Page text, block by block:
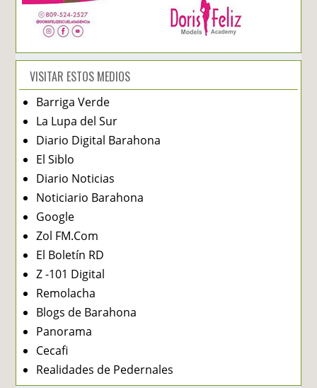
VISITAR ESTOS MEDIOS
Barriga Verde
La Lupa del Sur
Diario Digital Barahona
El Siblo
Diario Noticias
Noticiario Barahona
Google
Zol FM.Com
El Boletín RD
Z -101 Digital
Remolacha
Blogs de Barahona
Panorama
Cecafi
Realidades de Pedernales